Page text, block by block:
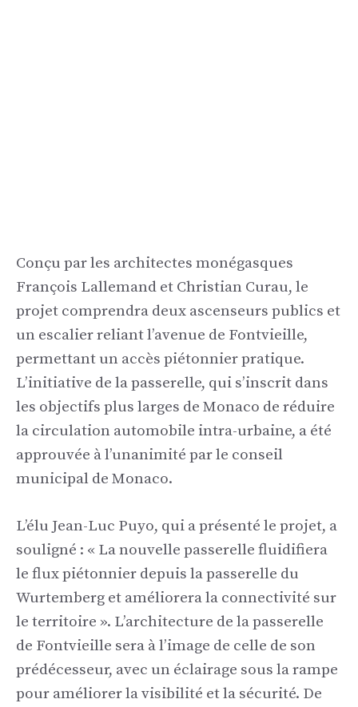
Conçu par les architectes monégasques
François Lallemand et Christian Curau, le
projet comprendra deux ascenseurs publics et
un escalier reliant l’avenue de Fontvieille,
permettant un accès piétonnier pratique.
L’initiative de la passerelle, qui s’inscrit dans
les objectifs plus larges de Monaco de réduire
la circulation automobile intra-urbaine, a été
approuvée à l’unanimité par le conseil
municipal de Monaco.
L’élu Jean-Luc Puyo, qui a présenté le projet, a
souligné : « La nouvelle passerelle fluidifiera
le flux piétonnier depuis la passerelle du
Wurtemberg et améliorera la connectivité sur
le territoire ». L’architecture de la passerelle
de Fontvieille sera à l’image de celle de son
prédécesseur, avec un éclairage sous la rampe
pour améliorer la visibilité et la sécurité. De